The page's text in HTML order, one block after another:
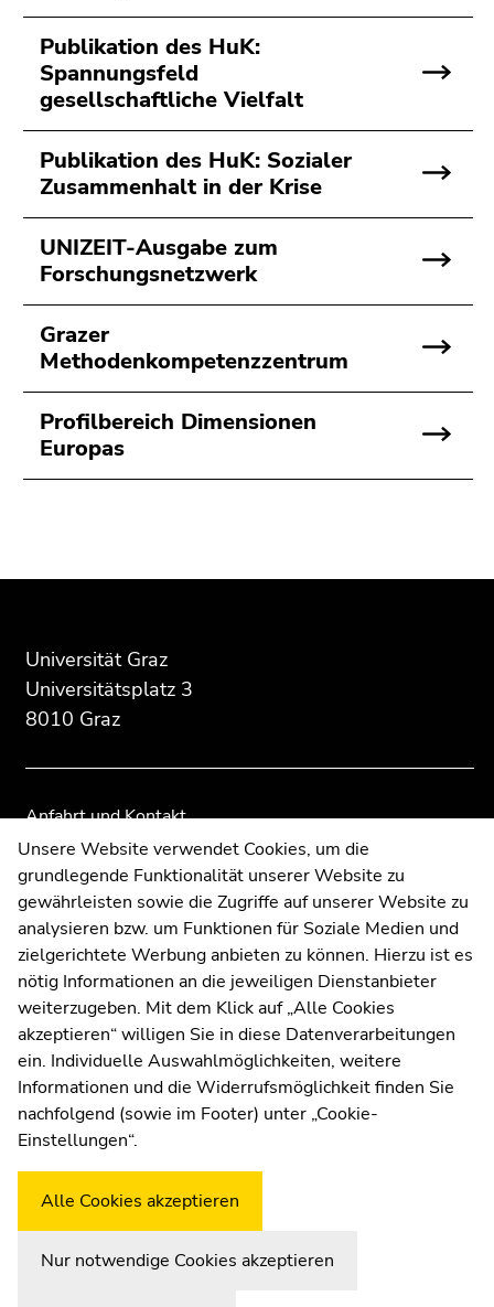
Publikation des HuK:
Spannungsfeld
gesellschaftliche Vielfalt
Publikation des HuK: Sozialer
Zusammenhalt in der Krise
UNIZEIT-Ausgabe zum
Forschungsnetzwerk
Grazer
Methodenkompetenzzentrum
Profilbereich Dimensionen
Europas
des
Universität Graz
Universitätsplatz 3
8010 Graz
Anfahrt und Kontakt
Kommunikation und Öffentlichkeitsarbeit
Moodle
UNIGRAZonline
Impressum
Datenschutzerklärung
Cookie-Einstellungen
Barrierefreiheitserklärung
WetterstationUni Graz
dieses
Übersicht
Seitenbereiche
dieses
Übersicht
Seitenbereiche
Unsere Website verwendet Cookies, um die
grundlegende Funktionalität unserer Website zu
gewährleisten sowie die Zugriffe auf unserer Website zu
analysieren bzw. um Funktionen für Soziale Medien und
zielgerichtete Werbung anbieten zu können. Hierzu ist es
nötig Informationen an die jeweiligen Dienstanbieter
weiterzugeben. Mit dem Klick auf „Alle Cookies
akzeptieren“ willigen Sie in diese Datenverarbeitungen
ein. Individuelle Auswahlmöglichkeiten, weitere
Informationen und die Widerrufsmöglichkeit finden Sie
nachfolgend (sowie im Footer) unter „Cookie-
Einstellungen“.
Alle Cookies akzeptieren
Nur notwendige Cookies akzeptieren